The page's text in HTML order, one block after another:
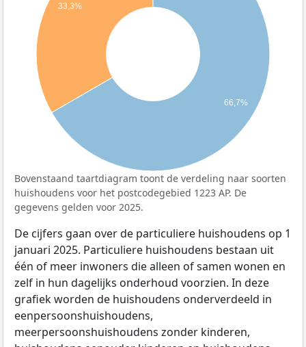
33,3%
66,7%
Bovenstaand taartdiagram toont de verdeling naar soorten
huishoudens voor het postcodegebied 1223 AP. De
gegevens gelden voor 2025.
De cijfers gaan over de particuliere huishoudens op 1
januari 2025. Particuliere huishoudens bestaan uit
één of meer inwoners die alleen of samen wonen en
zelf in hun dagelijks onderhoud voorzien. In deze
grafiek worden de huishoudens onderverdeeld in
eenpersoonshuishoudens,
meerpersoonshuishoudens zonder kinderen,